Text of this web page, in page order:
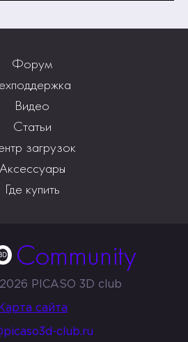
Форум
Видео
Статьи
загрузок
Аксессуары
Где купить
PICASO 3D club
Карта сайта
club.ru